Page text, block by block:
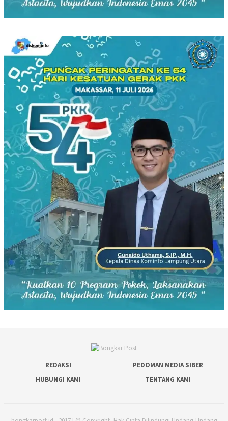
REDAKSI
PEDOMAN MEDIA SIBER
HUBUNGI KAMI
TENTANG KAMI